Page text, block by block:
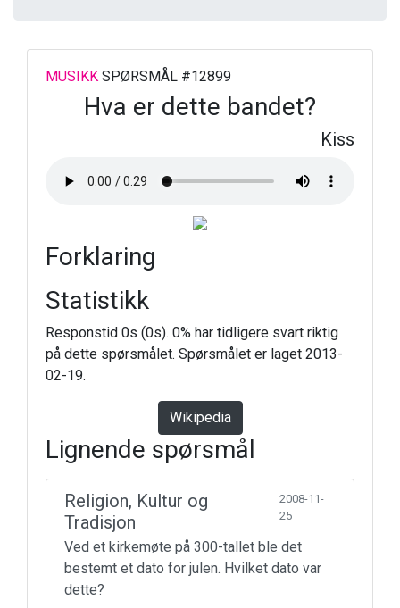
MUSIKK SPØRSMÅL #12899
Hva er dette bandet?
Kiss
Forklaring
Statistikk
Responstid 0s (0s). 0% har tidligere svart riktig
på dette spørsmålet. Spørsmålet er laget 2013-
02-19.
Wikipedia
Lignende spørsmål
Religion, Kultur og
Tradisjon
2008-11-
25
Ved et kirkemøte på 300-tallet ble det
bestemt et dato for julen. Hvilket dato var
dette?